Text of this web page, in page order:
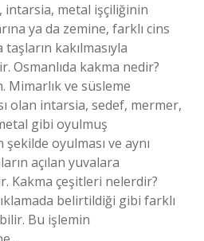
metal işçiliğinin
ya da zemine, farklı cins
kakılmasıyla
Osmanlıda kakma nedir?
Mimarlık ve süsleme
olan intarsia, sedef, mermer,
gibi oyulmuş
oyulması ve aynı
açılan yuvalara
Kakma çeşitleri nelerdir?
belirtildiği gibi farklı
Bu işlemin